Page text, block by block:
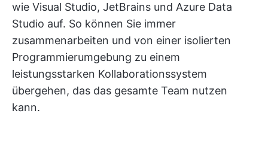
wie Visual Studio, JetBrains und Azure Data
Studio auf. So können Sie immer
zusammenarbeiten und von einer isolierten
Programmierumgebung zu einem
leistungsstarken Kollaborationssystem
übergehen, das das gesamte Team nutzen
kann.